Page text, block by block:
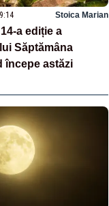
Stoica Marian
a ediție a
Săptămâna
începe astăzi